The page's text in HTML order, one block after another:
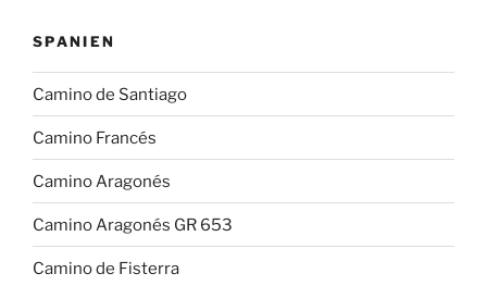
SPANIEN
Camino de Santiago
Camino Francés
Camino Aragonés
Camino Aragonés GR 653
Camino de Fisterra